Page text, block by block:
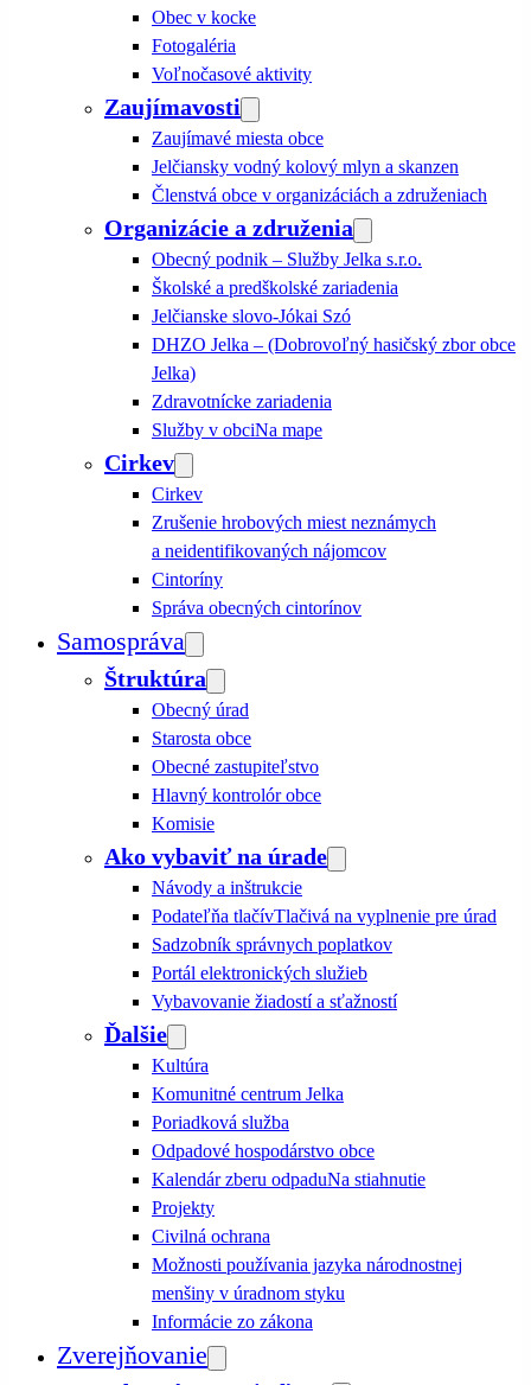
Obec v kocke
Fotogaléria
Voľnočasové aktivity
Zaujímavosti
Zaujímavé miesta obce
Jelčiansky vodný kolový mlyn a skanzen
Členstvá obce v organizáciách a združeniach
Organizácie a združenia
Obecný podnik – Služby Jelka s.r.o.
Školské a predškolské zariadenia
Jelčianske slovo-Jókai Szó
DHZO Jelka – (Dobrovoľný hasičský zbor obce
Jelka)
Zdravotnícke zariadenia
Služby v obciNa mape
Cirkev
Cirkev
Zrušenie hrobových miest neznámych
a neidentifikovaných nájomcov
Cintoríny
Správa obecných cintorínov
Samospráva
Štruktúra
Obecný úrad
Starosta obce
Obecné zastupiteľstvo
Hlavný kontrolór obce
Komisie
Ako vybaviť na úrade
Návody a inštrukcie
Podateľňa tlačívTlačivá na vyplnenie pre úrad
Sadzobník správnych poplatkov
Portál elektronických služieb
Vybavovanie žiadostí a sťažností
Ďalšie
Kultúra
Komunitné centrum Jelka
Poriadková služba
Odpadové hospodárstvo obce
Kalendár zberu odpaduNa stiahnutie
Projekty
Civilná ochrana
Možnosti používania jazyka národnostnej
menšiny v úradnom styku
Informácie zo zákona
Zverejňovanie